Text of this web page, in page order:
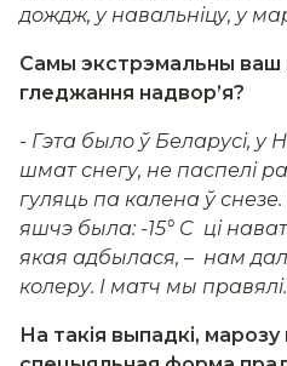
дождж, у навальніцу, у
Самы экстрэмальны ваш
гледжання надвор’я?
- Гэта было ў Беларусі,
шмат снегу, не паспелі
гуляць па калена ў
яшчэ была: -15° C ці
якая адбылася, – нам
колеру. І матч мы правялі.
На такія выпадкі,